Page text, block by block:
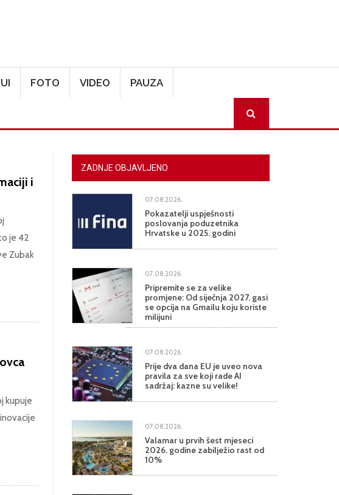
FOTO VIDEO PAUZA
i
je 42
Zubak
kupuje
ZADNJE OBJAVLJENO
07.08.2026.
Pokazatelji uspješnosti
poslovanja poduzetnika
Hrvatske u 2025. godini
07.08.2026.
Pripremite se za velike
promjene: Od siječnja 2027. gasi
se opcija na Gmailu koju koriste
milijuni
07.08.2026.
Prije dva dana EU je uveo nova
pravila za sve koji rade AI
sadržaj: kazne su velike!
07.08.2026.
Valamar u prvih šest mjeseci
2026. godine zabilježio rast od
10%